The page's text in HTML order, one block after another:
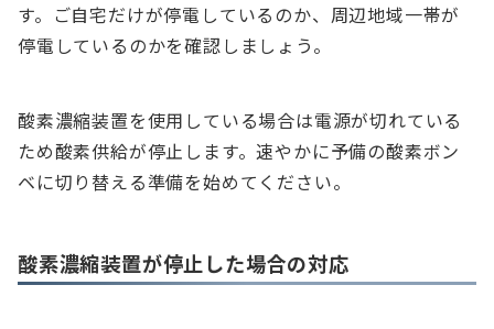
す。ご自宅だけが停電しているのか、周辺地域一帯が
停電しているのかを確認しましょう。
酸素濃縮装置を使用している場合は電源が切れている
ため酸素供給が停止します。速やかに予備の酸素ボン
ベに切り替える準備を始めてください。
酸素濃縮装置が停止した場合の対応